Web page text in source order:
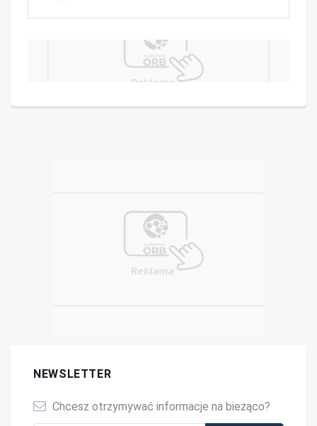
NEWSLETTER
Chcesz otrzymywać informacje na bieżąco?